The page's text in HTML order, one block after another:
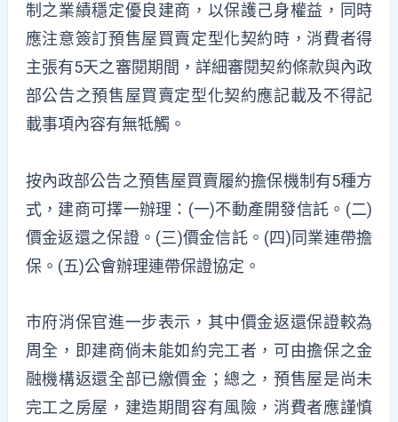
制之業績穩定優良建商，以保護己身權益，同時
應注意簽訂預售屋買賣定型化契約時，消費者得
主張有5天之審閱期間，詳細審閱契約條款與內政
部公告之預售屋買賣定型化契約應記載及不得記
載事項內容有無牴觸。
按內政部公告之預售屋買賣履約擔保機制有5種方
式，建商可擇一辦理：(一)不動產開發信託。(二)
價金返還之保證。(三)價金信託。(四)同業連帶擔
保。(五)公會辦理連帶保證協定。
市府消保官進一步表示，其中價金返還保證較為
周全，即建商倘未能如約完工者，可由擔保之金
融機構返還全部已繳價金；總之，預售屋是尚未
完工之房屋，建造期間容有風險，消費者應謹慎